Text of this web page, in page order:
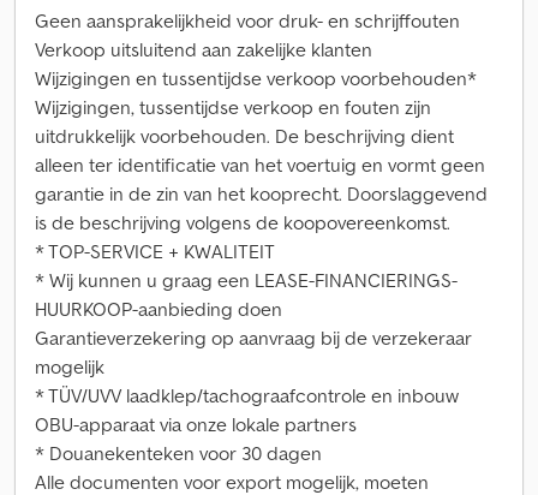
Geen aansprakelijkheid voor druk- en schrijffouten
Verkoop uitsluitend aan zakelijke klanten
Wijzigingen en tussentijdse verkoop voorbehouden*
Wijzigingen, tussentijdse verkoop en fouten zijn
uitdrukkelijk voorbehouden. De beschrijving dient
alleen ter identificatie van het voertuig en vormt geen
garantie in de zin van het kooprecht. Doorslaggevend
is de beschrijving volgens de koopovereenkomst.
* TOP-SERVICE + KWALITEIT
* Wij kunnen u graag een LEASE-FINANCIERINGS-
HUURKOOP-aanbieding doen
Garantieverzekering op aanvraag bij de verzekeraar
mogelijk
* TÜV/UVV laadklep/tachograafcontrole en inbouw
OBU-apparaat via onze lokale partners
* Douanekenteken voor 30 dagen
Alle documenten voor export mogelijk, moeten